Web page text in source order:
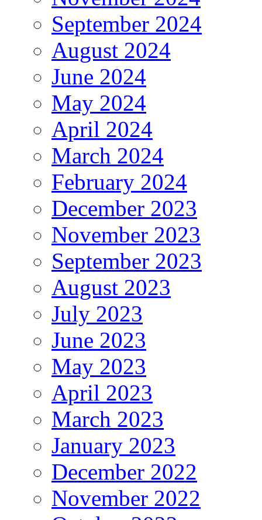
September 2024
August 2024
June 2024
May 2024
April 2024
March 2024
February 2024
December 2023
November 2023
September 2023
August 2023
July 2023
June 2023
May 2023
April 2023
March 2023
January 2023
December 2022
November 2022